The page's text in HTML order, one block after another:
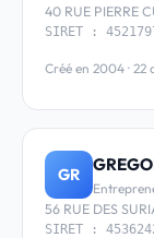
40 RUE PIERRE
SIRET :
Créé en 2004 · 22
GR
56 RUE DES
SIRET :